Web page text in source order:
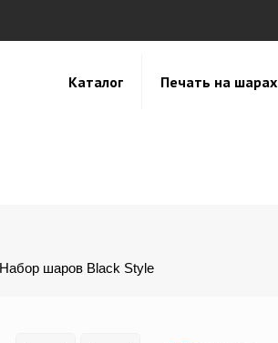
Каталог Печать на шарах
Набор шаров Black Style